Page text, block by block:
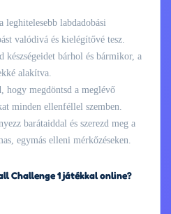
leghitelesebb labdadobási
valódivá és kielégítővé tesz.
készségeidet bárhol és bármikor, a
alakítva.
hogy megdöntsd a meglévő
minden ellenféllel szemben.
barátaiddal és szerezd meg a
egymás elleni mérkőzéseken.
Challenge 1 játékkal online?